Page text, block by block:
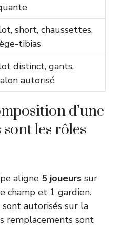
short, chaussettes,
tibias
distinct, gants,
autorisé
d’une
les rôles
aligne 5 joueurs sur
champ et 1 gardien.
sont autorisés sur la
remplacements sont